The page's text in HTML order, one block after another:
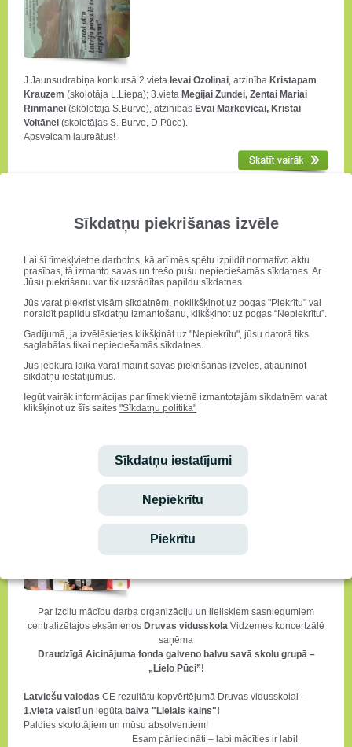
Sīkdatņu piekrišanas izvēle
Lai šī tīmekļvietne darbotos, kā arī mēs spētu izpildīt normatīvo aktu
prasības, tā izmanto savas un trešo pušu nepieciešamās sīkdatnes. Ar
Jūsu piekrišanu var tik uzstādītas papildu sīkdatnes.
Jūs varat piekrist visām sīkdatnēm, noklikšķinot uz pogas "Piekrītu" vai
noraidīt papildu sīkdatņu izmantošanu, klikšķinot uz pogas “Nepiekrītu”.
Gadījumā, ja izvēlēsieties klikšķināt uz "Nepiekrītu", jūsu datorā tiks
saglabātas tikai nepieciešamās sīkdatnes.
Jūs jebkurā laikā varat mainīt savas piekrišanas izvēles, atjauninot
sīkdatņu iestatījumus.
Iegūt vairāk informācijas par tīmekļvietnē izmantotajām sīkdatnēm varat
klikšķinot uz šīs saites "Sīkdatņu politika"
Sīkdatņu iestatījumi
Nepiekrītu
Piekrītu
J.Jaunsudrabiņa konkursā 2.vieta Ievai Ozoliņai, atzinība Kristapam
Krauzem (skolotāja L.Liepa); 3.vieta Megijai Zundei, Zentai Mariai
Rinmanei (skolotāja S.Burve), atzinības Evai Markevicai, Kristai
Voitānei (skolotājas S. Burve, D.Pūce).
Apsveicam laureātus!
priekšmetu olimpiāžu uzvarētāji un Latvijas 41. zinātniskās
konferences laureāti. Starp tiem arī
Izvērtējot nometnē piedzīvoto, Emīls uzskata, ka "Alfa bija
noderīga, lai dibinātu kontaktus ar ietekmīgiem un zinošiem
cilvēkiem, lai ieskatītos ko un kā māca augstskolās, lai uzzinātu
daudz ko jaunu".
Druvai divkārša valsts mēroga balva
Par izcilu mācību darba organizāciju un lieliskiem sasniegumiem
centralizētajos eksāmenos Druvas vidusskola Vidzemes koncertzālē
saņēma
Draudzīgā Aicinājuma fonda galveno balvu savā skolu grupā –
„Lielo Pūci”!
Latviešu valodas CE rezultātu kopvērtējumā Druvas vidusskolai –
1.vieta valstīun iegūta balva "Lielais kalns"!
Paldies skolotājiem un mūsu absolventiem!
Esam pārliecināti – labi mācīties ir labi!